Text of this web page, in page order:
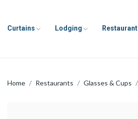
Curtains Lodging Restaurant
Home Restaurants Glasses & Cups